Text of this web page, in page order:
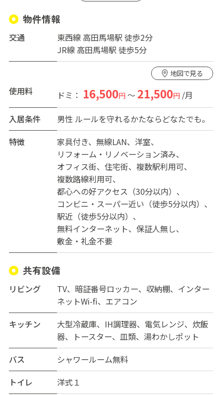
個室感覚の大型２段ベッドで、荷物の収納はけっこうで
きます！駐輪スペースあり。広いリビングでゆっくりと
くつろげます。周囲は静かな住宅街です。建物はオーナー
さん同居ですので騒音などのルールを守れる方でお願い
します！
物件情報
交通
東西線 高田馬場駅 徒歩2分
JR線 高田馬場駅 徒歩5分
地図で見る
使用料 ドミ： 16,500円～ 21,500円/月
入居条件
男性 ルールを守れるかたならどなたでも。
特徴
家具付き 無線LAN
洋室
リフォーム・リノベーション済み
オフィス街
住宅街
複数駅利用可
複数路線利用可
都心への好アクセス（30分以内）
コンビニ・スーパー近い（徒歩5分以内）
駅近（徒歩5分以内）
無料インターネット
保証人無し
敷金・礼金不要
共有設備
リビング
TV、暗証番号ロッカー、収納棚、インター
ネットWi-fi、エアコン
キッチン
大型冷蔵庫、IH調理器、電気レンジ、炊飯
器、トースター、皿類、湯わかしポット
バス
シャワールーム無料
トイレ
洋式１